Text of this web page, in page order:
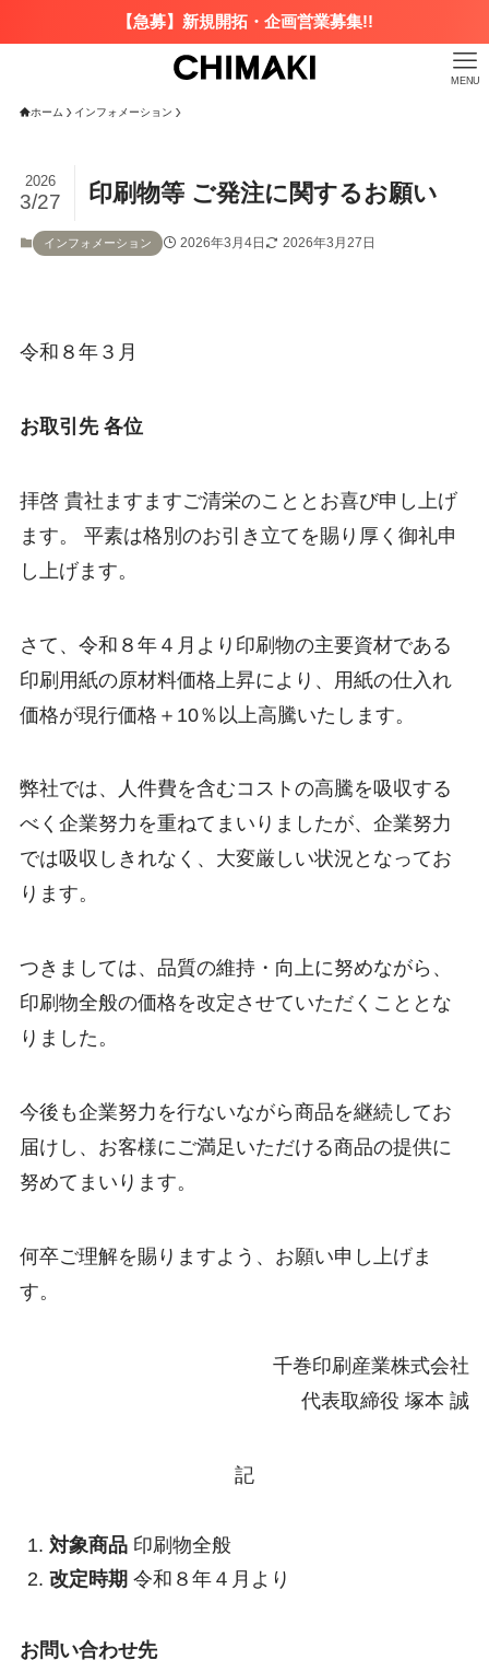
【急募】新規開拓・企画営業募集!!
MENU
ホーム インフォメーション
印刷物等 ご発注に関するお願い
2026
3/27
インフォメーション 2026年3月4日 2026年3月27日
令和８年３月
お取引先 各位
拝啓 貴社ますますご清栄のこととお喜び申し上げ
ます。 平素は格別のお引き立てを賜り厚く御礼申
し上げます。
さて、令和８年４月より印刷物の主要資材である
印刷用紙の原材料価格上昇により、用紙の仕入れ
価格が現行価格＋10％以上高騰いたします。
弊社では、人件費を含むコストの高騰を吸収する
べく企業努力を重ねてまいりましたが、企業努力
では吸収しきれなく、大変厳しい状況となってお
ります。
つきましては、品質の維持・向上に努めながら、
印刷物全般の価格を改定させていただくこととな
りました。
今後も企業努力を行ないながら商品を継続してお
届けし、お客様にご満足いただける商品の提供に
努めてまいります。
何卒ご理解を賜りますよう、お願い申し上げま
す。
千巻印刷産業株式会社
代表取締役 塚本 誠
記
対象商品印刷物全般
改定時期 令和８年４月より
お問い合わせ先